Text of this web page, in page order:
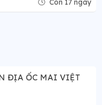
Còn 17 ngày
ĐỊA ỐC MAI VIỆT